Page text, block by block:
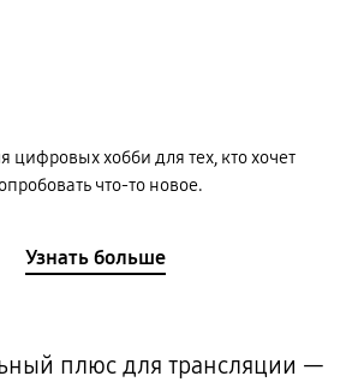
цифровых хобби для тех, кто хочет
что-то новое.
Узнать больше
плюс для трансляции —